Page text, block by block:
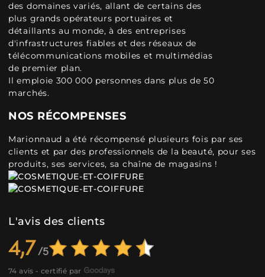
des domaines variés, allant de certains des
plus grands opérateurs portuaires et
détaillants au monde, à des entreprises
d'infrastructures fiables et des réseaux de
télécommunications mobiles et multimédias
de premier plan.
Il emploie 300 000 personnes dans plus de 50
marchés.
NOS RÉCOMPENSES
Marionnaud a été récompensé plusieurs fois par ses
clients et par des professionnels de la beauté, pour ses
produits, ses services, sa chaîne de magasins !
L'avis des clients
4,7
74 avis - certifié par